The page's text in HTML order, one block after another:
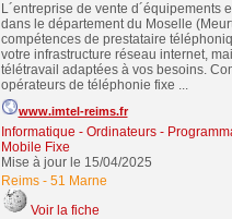
L´entreprise de vente d´équipements
dans le département du Moselle
compétences de prestataire
votre infrastructure réseau internet,
télétravail adaptées à vos besoins.
opérateurs de téléphonie fixe ...
www.imtel-reims.fr
Informatique - Ordinateurs -
Mobile Fixe
Mise à jour le 15/04/2025
Reims- 51 Marne
Voir la fiche